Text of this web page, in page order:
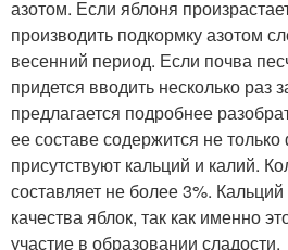
азотом. Если яблоня
производить подкормку азотом
весенний период. Если почва
придется вводить несколько раз
предлагается подробнее
ее составе содержится не
присутствуют кальций и калий.
составляет не более 3%.
качества яблок, так как именно
участие в образовании сладости.